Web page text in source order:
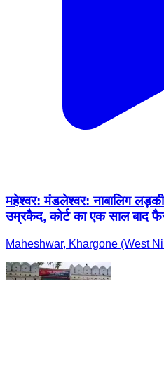
महेश्वर: मंडलेश्वर: नाबालिग
उम्रकैद, कोर्ट का एक साल बाद
Maheshwar, Khargone (West